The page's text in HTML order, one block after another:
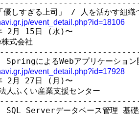
しすぎる上司」 / 人を活かす組織
event_detail.php?id=18106
2月 15日 (水)〜
式会社
SpringによるWebアプリケーション
event_detail.php?id=17928
2月 27日 (月)〜
人ふくい産業支援センター
SQL Serverデータベース管理 基